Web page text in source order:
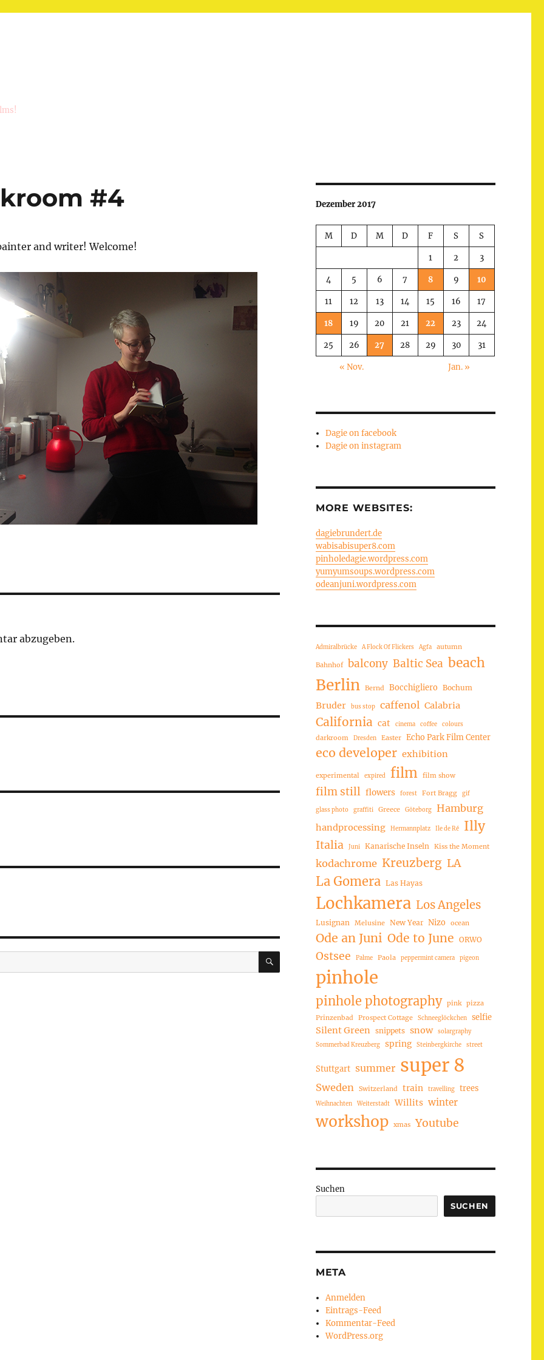
#4
and writer! Welcome!
abzugeben.
SUCHEN
Dezember 2017
M D M D F S S
1 2 3
4 5 6 7 8 9 10
11 12 13 14 15 16 17
18 19 20 21 22 23 24
25 26 27 28 29 30 31
« Nov. Jan. »
Dagie on facebook
Dagie on instagram
MORE WEBSITES:
dagiebrundert.de
wabisabisuper8.com
pinholedagie.wordpress.com
yumyumsoups.wordpress.com
odeanjuni.wordpress.com
Admiralbrücke A Flock Of Flickers Agfa autumn
Bahnhof balcony Baltic Sea beach
Berlin Bernd Bocchigliero Bochum
Bruder bus stop caffenol Calabria
California cat cinema coffee colours
darkroom Dresden Easter Echo Park Film Center
eco developer exhibition
experimental expired film film show
film still flowers forest Fort Bragg gif
glass photo graffiti Greece Göteborg Hamburg
handprocessing Hermannplatz Ile de Ré Illy
Italia Juni Kanarische Inseln Kiss the Moment
kodachrome Kreuzberg LA
La Gomera Las Hayas
Lochkamera Los Angeles
Lusignan Melusine New Year Nizo ocean
Ode an Juni Ode to June ORWO
Ostsee Palme Paola peppermint camera pigeon
pinhole
pinhole photography pink pizza
Prinzenbad
Prospect Cottage Schneeglöckchen selfie
Silent Green snippets snow
solargraphy
Sommerbad Kreuzberg
spring Steinbergkirche street
Stuttgart summer super 8
Sweden Switzerland train travelling trees
Weihnachten Weiterstadt Willits winter
workshop xmas Youtube
Suchen
SUCHEN
META
Anmelden
Eintrags-Feed
Kommentar-Feed
WordPress.org